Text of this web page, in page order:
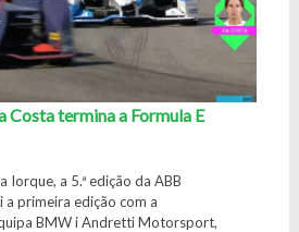
Costa termina a Formula E
Iorque, a 5.ª edição da ABB
a primeira edição com a
BMW i Andretti Motorsport,